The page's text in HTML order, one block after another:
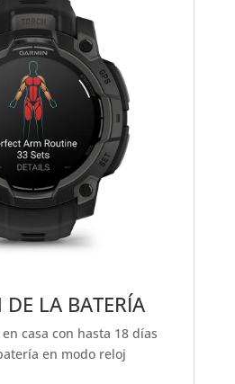
LA BATERÍA
casa con hasta 18 días
en modo reloj